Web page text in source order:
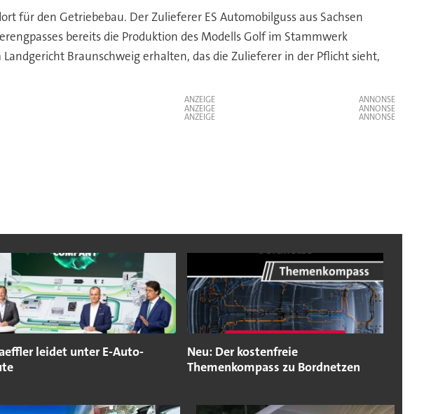
für den Getriebebau. Der Zulieferer ES Automobilguss aus Sachsen
bereits die Produktion des Modells Golf im Stammwerk
Braunschweig erhalten, das die Zulieferer in der Pflicht sieht,
ANZEIGE
ANZEIGE
ANZEIGE
leidet unter E-Auto-
Neu: Der kostenfreie
Themenkompass zu Bordnetzen